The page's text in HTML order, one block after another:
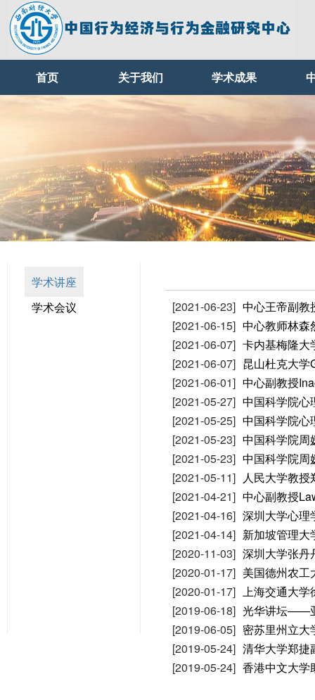
首页 关于我们 学术成果
学术讲座
学术会议
[2021-06-23] 中心王帝副教
[2021-06-15] 中心教师林森
[2021-06-07] 卡内基梅隆大
[2021-06-07] 昆山杜克大学
[2021-06-01] 中心副教授
[2021-05-27] 中国科学院
[2021-05-25] 中国科学院
[2021-05-23] 中国科学院周
[2021-05-23] 中国科学院
[2021-05-11] 人民大学教
[2021-04-21] 中心副教授
[2021-04-16] 深圳大学心理
[2021-04-14] 新加坡管理
[2020-11-03] 深圳大学张丹
[2020-01-17] 美国德州农工
[2020-01-17] 上海交通大学
[2019-06-18] 光华讲坛——
[2019-06-05] 密苏里州立大
[2019-05-24] 清华大学郑捷
[2019-05-24] 香港中文大学